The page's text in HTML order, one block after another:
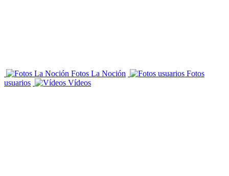
Fotos La Noción
Fotos
usuarios
Vídeos